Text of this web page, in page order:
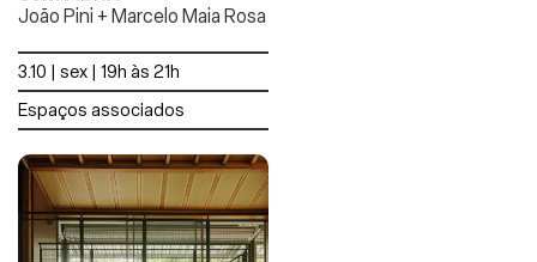
João Pini + Marcelo Maia Rosa
3.10 | sex | 19h às 21h
Espaços associados